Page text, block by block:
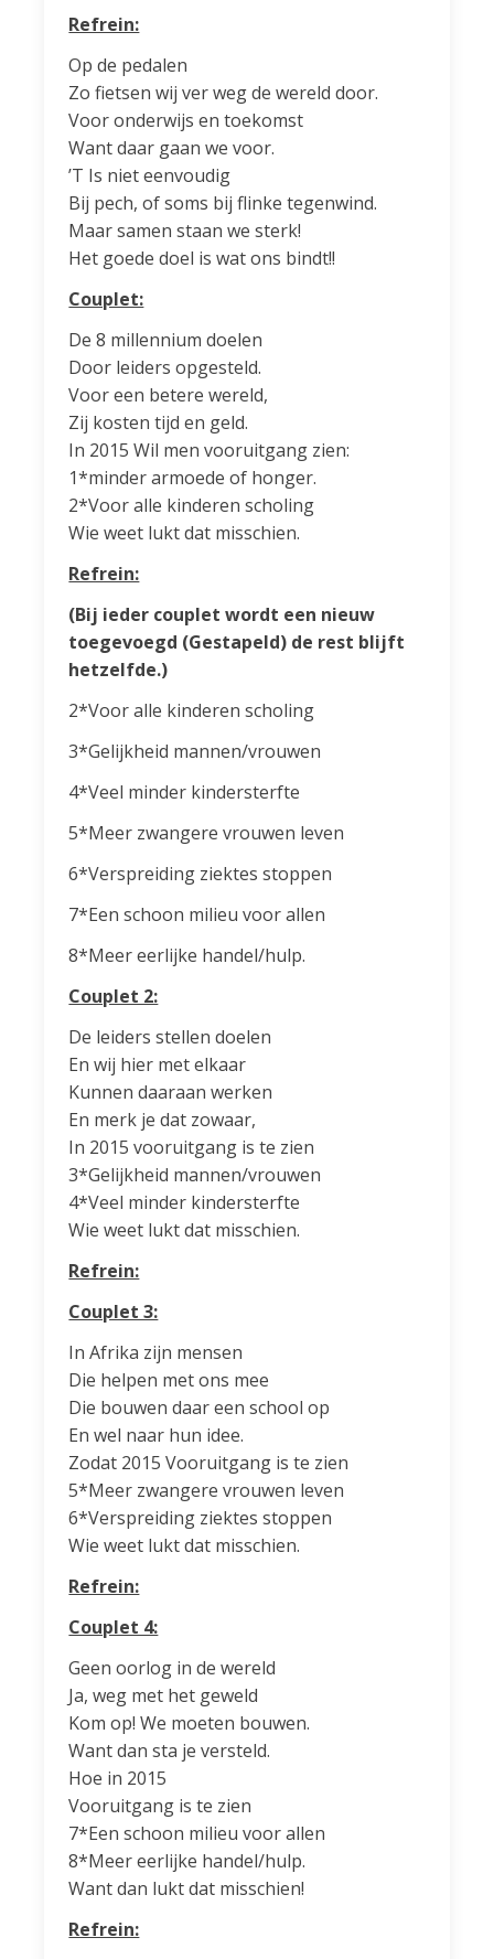
Refrein:
Op de pedalen
Zo fietsen wij ver weg de wereld door.
Voor onderwijs en toekomst
Want daar gaan we voor.
’T Is niet eenvoudig
Bij pech, of soms bij flinke tegenwind.
Maar samen staan we sterk!
Het goede doel is wat ons bindt!!
Couplet:
De 8 millennium doelen
Door leiders opgesteld.
Voor een betere wereld,
Zij kosten tijd en geld.
In 2015 Wil men vooruitgang zien:
1*minder armoede of honger.
2*Voor alle kinderen scholing
Wie weet lukt dat misschien.
Refrein:
(Bij ieder couplet wordt een nieuw
toegevoegd (Gestapeld) de rest blijft
hetzelfde.)
2*Voor alle kinderen scholing
3*Gelijkheid mannen/vrouwen
4*Veel minder kindersterfte
5*Meer zwangere vrouwen leven
6*Verspreiding ziektes stoppen
7*Een schoon milieu voor allen
8*Meer eerlijke handel/hulp.
Couplet 2:
De leiders stellen doelen
En wij hier met elkaar
Kunnen daaraan werken
En merk je dat zowaar,
In 2015 vooruitgang is te zien
3*Gelijkheid mannen/vrouwen
4*Veel minder kindersterfte
Wie weet lukt dat misschien.
Refrein:
Couplet 3:
In Afrika zijn mensen
Die helpen met ons mee
Die bouwen daar een school op
En wel naar hun idee.
Zodat 2015 Vooruitgang is te zien
5*Meer zwangere vrouwen leven
6*Verspreiding ziektes stoppen
Wie weet lukt dat misschien.
Refrein:
Couplet 4:
Geen oorlog in de wereld
Ja, weg met het geweld
Kom op! We moeten bouwen.
Want dan sta je versteld.
Hoe in 2015
Vooruitgang is te zien
7*Een schoon milieu voor allen
8*Meer eerlijke handel/hulp.
Want dan lukt dat misschien!
Refrein: